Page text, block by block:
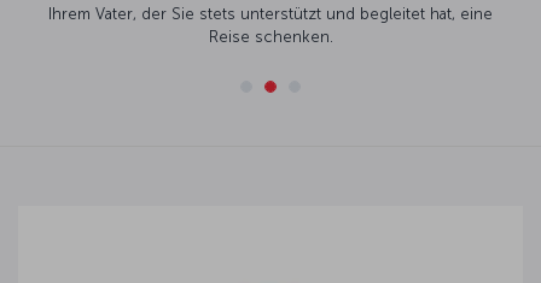
Ihrem Vater, der Sie stets unterstützt und begleitet hat, eine
Reise schenken.